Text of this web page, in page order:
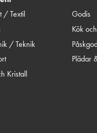
/ Textil
/ Teknik
Kristall
Godis
Kök
Plädar